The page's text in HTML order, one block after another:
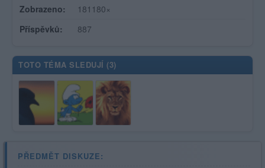
Zobrazeno:
181180×
Příspěvků:
887
TOTO TÉMA SLEDUJÍ (3)
PŘEDMĚT DISKUZE: